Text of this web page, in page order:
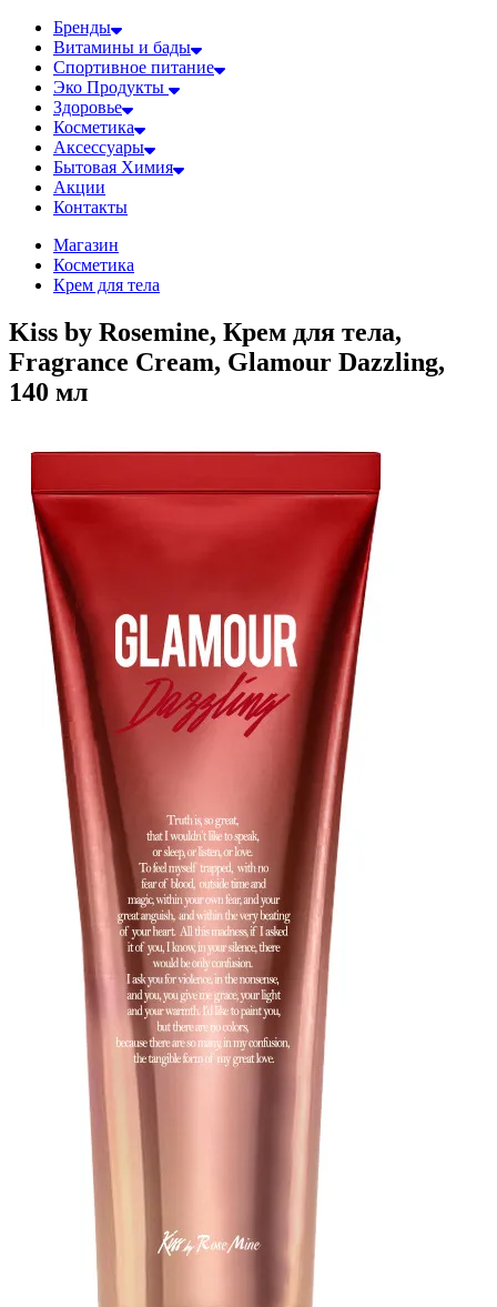
Бренды
Витамины и бады
Спортивное питание
Эко Продукты
Здоровье
Косметика
Аксессуары
Бытовая Химия
Акции
Контакты
Магазин
Косметика
Крем для тела
Kiss by Rosemine, Крем для тела,
Fragrance Cream, Glamour Dazzling,
140 мл